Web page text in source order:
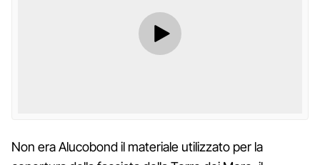
Non era Alucobond il materiale utilizzato per la